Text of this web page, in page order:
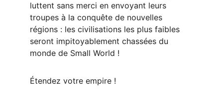
luttent sans merci en envoyant leurs
troupes à la conquête de nouvelles
régions : les civilisations les plus faibles
seront impitoyablement chassées du
monde de Small World !
Étendez votre empire !